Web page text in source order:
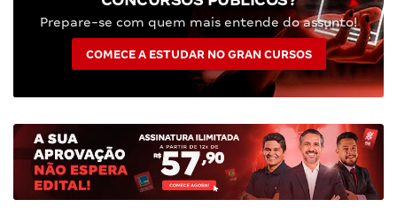
Prepare-se com quem mais entende do assunto!
COMECE A ESTUDAR NO GRAN CURSOS